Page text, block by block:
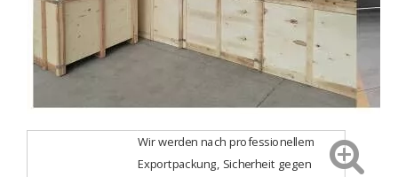
Wir werden nach professionellem
Exportpackung, Sicherheit gegen